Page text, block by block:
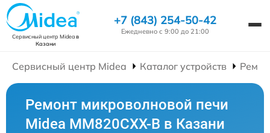
Сервисный центр Mideaв
Казани
+7 (843) 254-50-42
Ежедневно с 9:00 до 21:00
Сервисный центр Midea Каталог устройств
Ремонт микроволновой печи
Midea MM820CXX-B в Казани